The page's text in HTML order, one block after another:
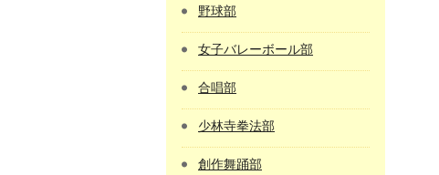
野球部
女子バレーボール部
合唱部
少林寺拳法部
創作舞踊部